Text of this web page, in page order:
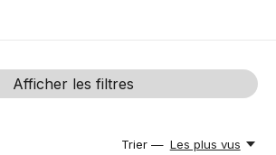
Afficher les filtres
Trier — Les plus vus